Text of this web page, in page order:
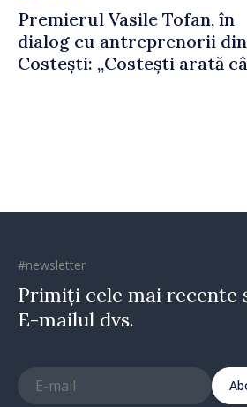
Premierul Vasile Tofan, în
dialog cu antreprenorii din
Costești: „Costești arată
#newsletter
Primiți cele mai recente
E-mailul dvs.